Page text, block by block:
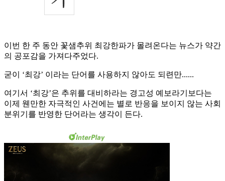
이번 한 주 동안 꽃샘추위 최강한파가 몰려온다는 뉴스가 약간
의 공포감을 가져다주었다.
굳이 ‘최강’ 이라는 단어를 사용하지 않아도 되련만......
여기서 ‘최강’은 추위를 대비하라는 경고성 예보라기보다는
이제 웬만한 자극적인 사건에는 별로 반응을 보이지 않는 사회
분위기를 반영한 단어라는 생각이 든다.